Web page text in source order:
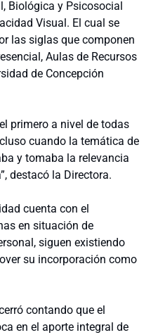
Biológica y Psicosocial
Visual. El cual se
las siglas que componen
Aulas de Recursos
de Concepción
primero a nivel de todas
cuando la temática de
y tomaba la relevancia
destacó la Directora.
cuenta con el
en situación de
siguen existiendo
su incorporación como
contando que el
en el aporte integral de